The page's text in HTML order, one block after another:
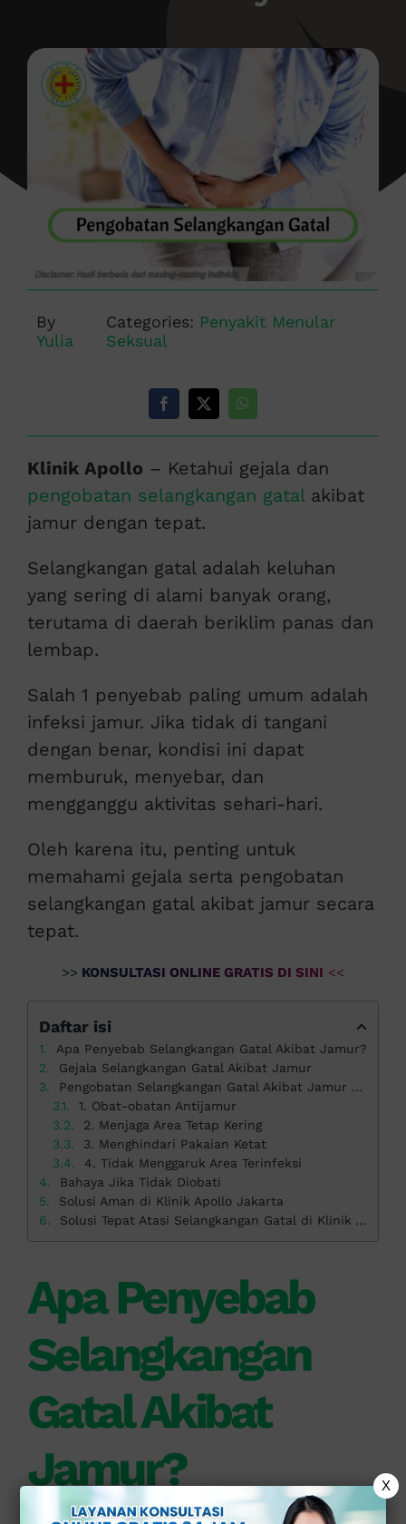
By
Yulia
Categories: Penyakit Menular
Seksual
Klinik Apollo – Ketahui gejala dan
pengobatan selangkangan gatalakibat
jamur dengan tepat.
Selangkangan gatal adalah keluhan
yang sering di alami banyak orang,
terutama di daerah beriklim panas dan
lembap.
Salah 1 penyebab paling umum adalah
infeksi jamur. Jika tidak di tangani
dengan benar, kondisi ini dapat
memburuk, menyebar, dan
mengganggu aktivitas sehari-hari.
Oleh karena itu, penting untuk
memahami gejala serta pengobatan
selangkangan gatal akibat jamur secara
tepat.
>> KONSULTASI ONLINE GRATIS DI SINI <<
Daftar isi
Apa Penyebab Selangkangan Gatal Akibat Jamur?
Gejala Selangkangan Gatal Akibat Jamur
Pengobatan Selangkangan Gatal Akibat Jamur yang Tepat
1. Obat-obatan Antijamur
2. Menjaga Area Tetap Kering
3. Menghindari Pakaian Ketat
4. Tidak Menggaruk Area Terinfeksi
Bahaya Jika Tidak Diobati
Solusi Aman di Klinik Apollo Jakarta
Solusi Tepat Atasi Selangkangan Gatal di Klinik Apollo
Apa Penyebab
Selangkangan
Gatal Akibat
Jamur?
Infeksi jamur pada selangkangan,
X